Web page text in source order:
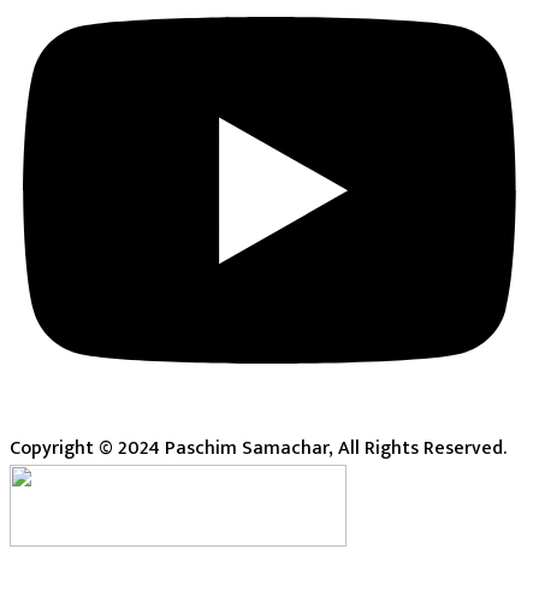
Copyright © 2024 Paschim Samachar, All Rights Reserved.